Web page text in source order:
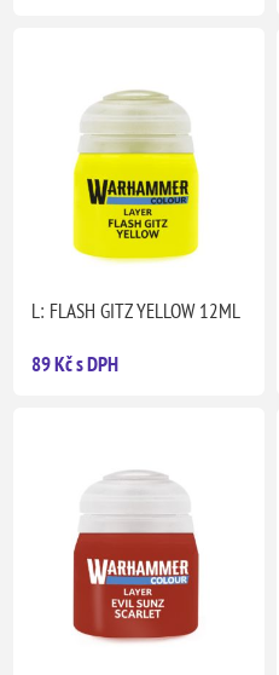
L: FLASH GITZ YELLOW 12ML
89 Kč s DPH